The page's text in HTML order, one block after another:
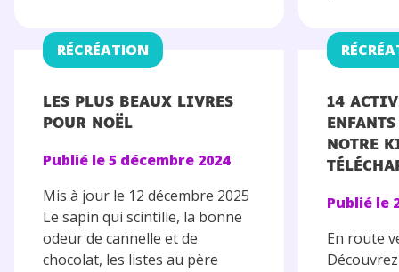
LES PLUS BEAUX LIVRES
POUR NOËL
RÉCRÉATION
Publié le5 décembre 2024
Mis à jour le 12 décembre 2025
Le sapin qui scintille, la bonne
odeur de cannelle et de
chocolat, les listes au père
14
NOTRE
Publié le
En route